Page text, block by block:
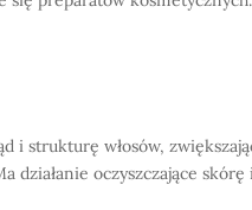
i strukturę włosów,
działanie oczyszczające skórę